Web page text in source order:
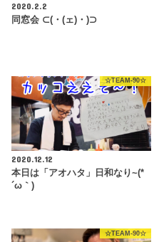
2020.2.2
同窓会 ⊂(・(ェ)・)⊃
☆TEAM-90☆
2020.12.12
本日は「アオハタ」日和なり~(*
´ω｀)
☆TEAM-90☆